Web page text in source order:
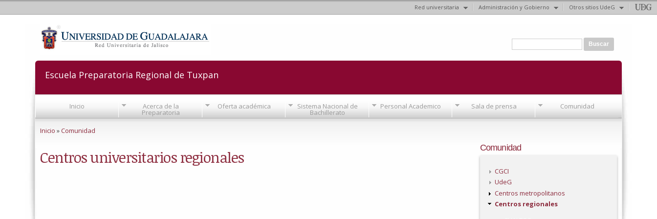
Red universitaria Administración y Gobierno Otros sitios UdeG
Formulario de búsqueda
Escuela Preparatoria Regional de Tuxpan
Inicio Acerca de la
Preparatoria
Oferta académica Sistema Nacional de
Bachillerato
Personal Academico Sala de prensa Comunidad
Inicio »Comunidad
Centros universitarios regionales Comunidad
CGCI
UdeG
Centros metropolitanos
Centros regionales